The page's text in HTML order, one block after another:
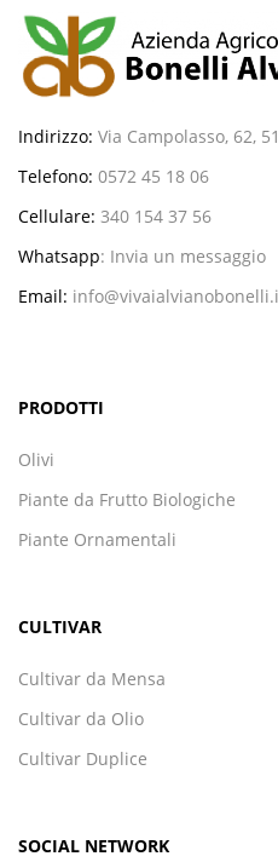
Indirizzo: Via Campolasso, 62,
Telefono: 0572 45 18 06
Cellulare: 340 154 37 56
Whatsapp: Invia un messaggio
Email:
PRODOTTI
Olivi
Piante da Frutto Biologiche
Piante Ornamentali
CULTIVAR
Cultivar da Mensa
Cultivar da Olio
Cultivar Duplice
SOCIAL NETWORK